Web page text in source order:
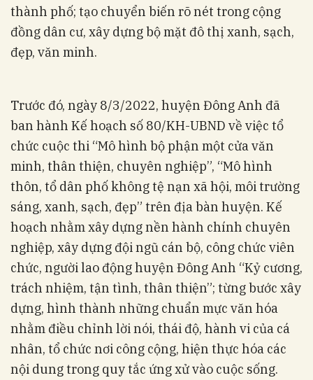
thành phố; tạo chuyển biến rõ nét trong cộng
đồng dân cư, xây dựng bộ mặt đô thị xanh, sạch,
đẹp, văn minh.
Trước đó, ngày 8/3/2022, huyện Đông Anh đã
ban hành Kế hoạch số 80/KH-UBND về việc tổ
chức cuộc thi “Mô hình bộ phận một cửa văn
minh, thân thiện, chuyên nghiệp”, “Mô hình
thôn, tổ dân phố không tệ nạn xã hội, môi trường
sáng, xanh, sạch, đẹp” trên địa bàn huyện. Kế
hoạch nhằm xây dựng nền hành chính chuyên
nghiệp, xây dựng đội ngũ cán bộ, công chức viên
chức, người lao động huyện Đông Anh “Kỷ cương,
trách nhiệm, tận tình, thân thiện”; từng bước xây
dựng, hình thành những chuẩn mực văn hóa
nhằm điều chỉnh lời nói, thái độ, hành vi của cá
nhân, tổ chức nơi công cộng, hiện thực hóa các
nội dung trong quy tắc ứng xử vào cuộc sống.